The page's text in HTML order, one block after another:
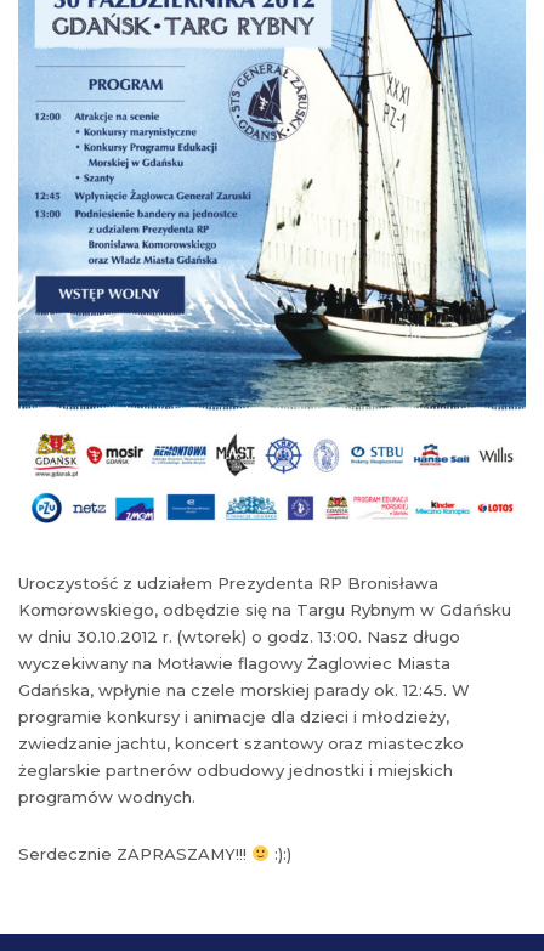
Uroczystość z udziałem Prezydenta RP Bronisława
Komorowskiego, odbędzie się na Targu Rybnym w Gdańsku
w dniu 30.10.2012 r. (wtorek) o godz. 13:00. Nasz długo
wyczekiwany na Motławie flagowy Żaglowiec Miasta
Gdańska, wpłynie na czele morskiej parady ok. 12:45. W
programie konkursy i animacje dla dzieci i młodzieży,
zwiedzanie jachtu, koncert szantowy oraz miasteczko
żeglarskie partnerów odbudowy jednostki i miejskich
programów wodnych.
Serdecznie ZAPRASZAMY!!! :):)